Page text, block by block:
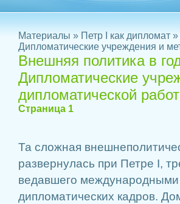
Материалы » Петр I как дипломат »
Дипломатические учреждения и
Внешняя политика в
Дипломатические
дипломатической
Страница 1
Та сложная
развернулась при Петре I,
ведавшего
дипломатических кадров.